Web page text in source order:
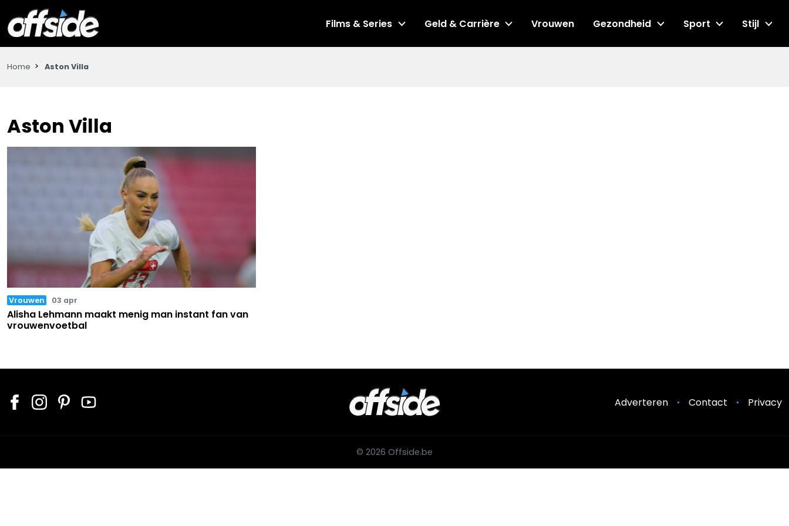
Films & Series Geld & Carrière Vrouwen Gezondheid Sport Stijl
Home Aston Villa
Aston Villa
Vrouwen 03 apr
Alisha Lehmann maakt menig man instant fan van
vrouwenvoetbal
Adverteren Contact Privacy
© 2026 Offside.be